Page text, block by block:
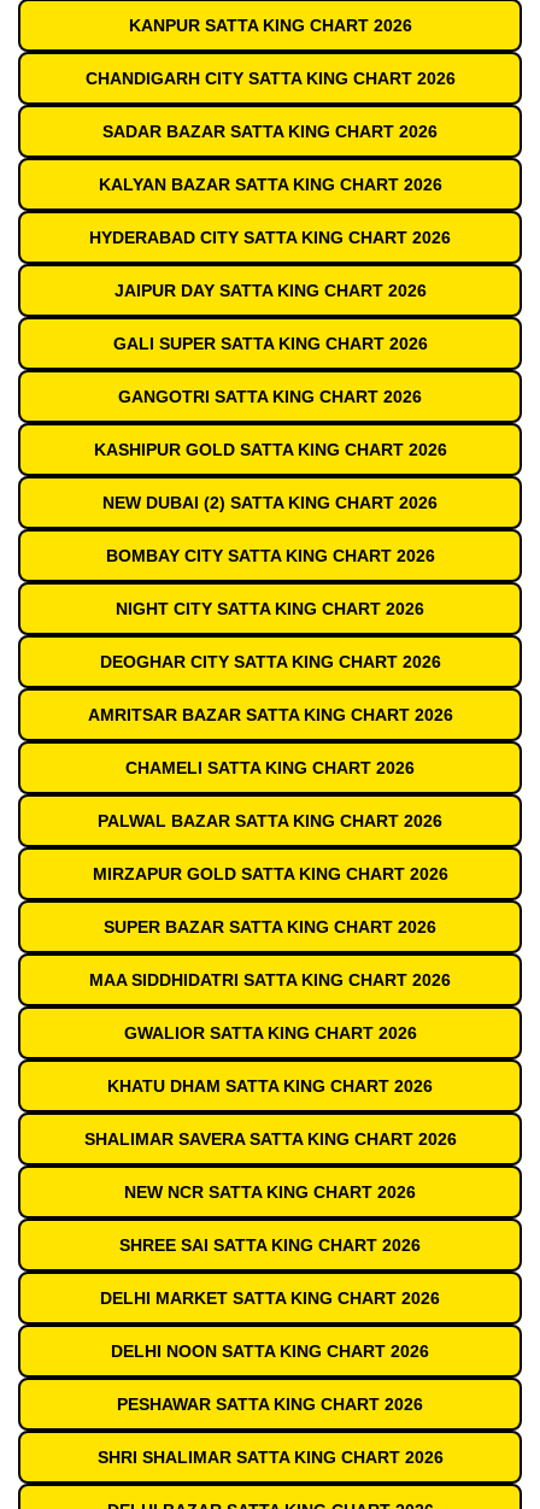
KANPUR SATTA KING CHART 2026
CHANDIGARH CITY SATTA KING CHART 2026
SADAR BAZAR SATTA KING CHART 2026
KALYAN BAZAR SATTA KING CHART 2026
HYDERABAD CITY SATTA KING CHART 2026
JAIPUR DAY SATTA KING CHART 2026
GALI SUPER SATTA KING CHART 2026
GANGOTRI SATTA KING CHART 2026
KASHIPUR GOLD SATTA KING CHART 2026
NEW DUBAI (2) SATTA KING CHART 2026
BOMBAY CITY SATTA KING CHART 2026
NIGHT CITY SATTA KING CHART 2026
DEOGHAR CITY SATTA KING CHART 2026
AMRITSAR BAZAR SATTA KING CHART 2026
CHAMELI SATTA KING CHART 2026
PALWAL BAZAR SATTA KING CHART 2026
MIRZAPUR GOLD SATTA KING CHART 2026
SUPER BAZAR SATTA KING CHART 2026
MAA SIDDHIDATRI SATTA KING CHART 2026
GWALIOR SATTA KING CHART 2026
KHATU DHAM SATTA KING CHART 2026
SHALIMAR SAVERA SATTA KING CHART 2026
NEW NCR SATTA KING CHART 2026
SHREE SAI SATTA KING CHART 2026
DELHI MARKET SATTA KING CHART 2026
DELHI NOON SATTA KING CHART 2026
PESHAWAR SATTA KING CHART 2026
SHRI SHALIMAR SATTA KING CHART 2026